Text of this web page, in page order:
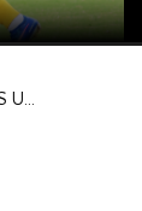
INTERLIGUES NATIONALES U16G 2019